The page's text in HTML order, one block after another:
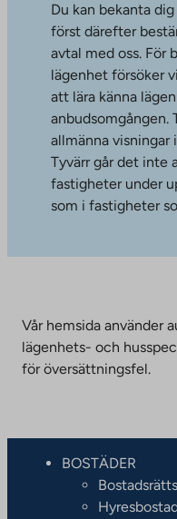
Du kan bekanta
först därefter
avtal med oss. För
lägenhet försöker
att lära känna
anbudsomgången.
allmänna visningar
Tyvärr går det inte
fastigheter under
som i fastigheter
Vår hemsida använder
lägenhets- och
för översättningsfel.
BOSTÄDER